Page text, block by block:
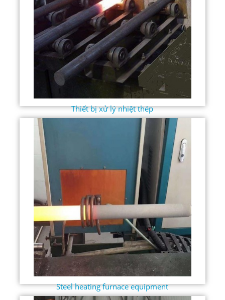
Thiết bị xử lý nhiệt thép
Steel heating furnace equipment